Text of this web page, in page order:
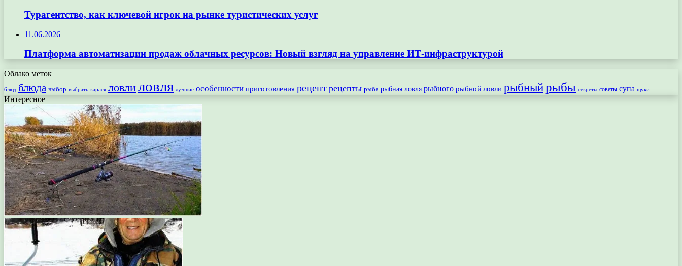
Турагентство, как ключевой игрок на рынке туристических услуг
11.06.2026
Платформа автоматизации продаж облачных ресурсов: Новый взгляд на управление ИТ-инфраструктурой
Облако меток
блюд блюда выбор выбрать карася ловлиловля лучшие особенности приготовления рецепт рецепты рыба рыбная ловля рыбного рыбной ловли рыбныйрыбы секреты советы супа щуки
Интересное